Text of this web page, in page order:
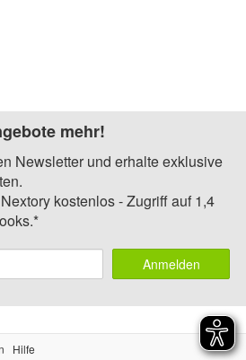
mehr!
Newsletter und erhalte exklusive
kostenlos - Zugriff auf 1,4
Anmelden
Hilfe